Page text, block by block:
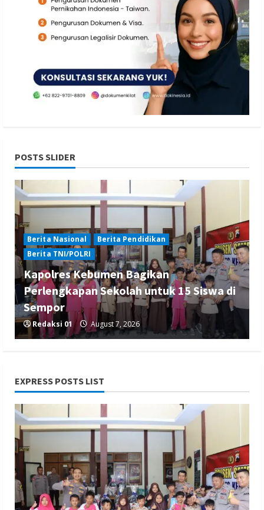
POSTS SLIDER
Berita Nasional
Berita Pendidikan
Berita TNI/POLRI
Kapolres Kebumen Bagikan
Perlengkapan Sekolah untuk 15 Siswa di
Sempor
Redaksi 01 August 7, 2026
Penanganan Kasus Penganiayaan yang
Mengakibatkan Korban Meninggal di
Tarogong Kidul
Redaksi 01 August 7, 2026
EXPRESS POSTS LIST